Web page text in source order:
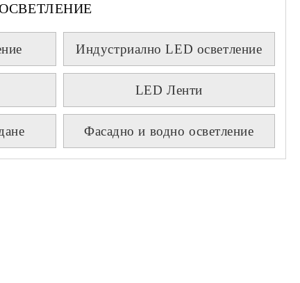
Индустриално LED осветление
LED Ленти
Фасадно и водно осветление